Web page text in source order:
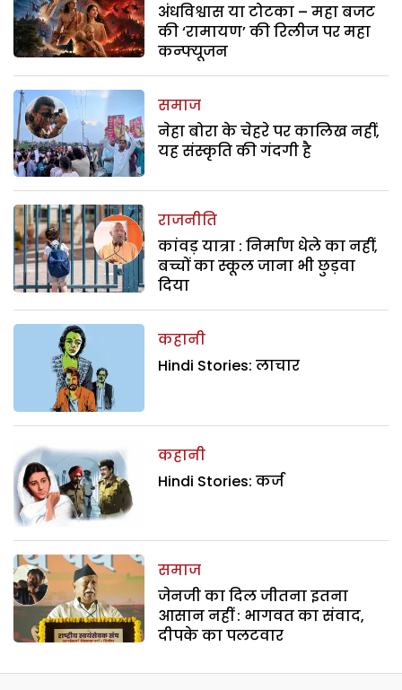
अंधविश्वास या टोटका – महा बजट
की ‘रामायण’ की रिलीज पर महा
कन्फ्यूजन
समाज
नेहा बोरा के चेहरे पर कालिख नहीं,
यह संस्कृति की गंदगी है
राजनीति
कांवड़ यात्रा : निर्माण धेले का नहीं,
बच्चों का स्कूल जाना भी छुड़वा
दिया
कहानी
Hindi Stories: लाचार
कहानी
Hindi Stories: कर्ज
समाज
जेनजी का दिल जीतना इतना
आसान नहीं : भागवत का संवाद,
दीपके का पलटवार